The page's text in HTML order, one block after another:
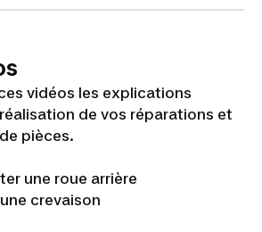
vidéos les explications
de vos réparations et
pièces.
une roue arrière
crevaison